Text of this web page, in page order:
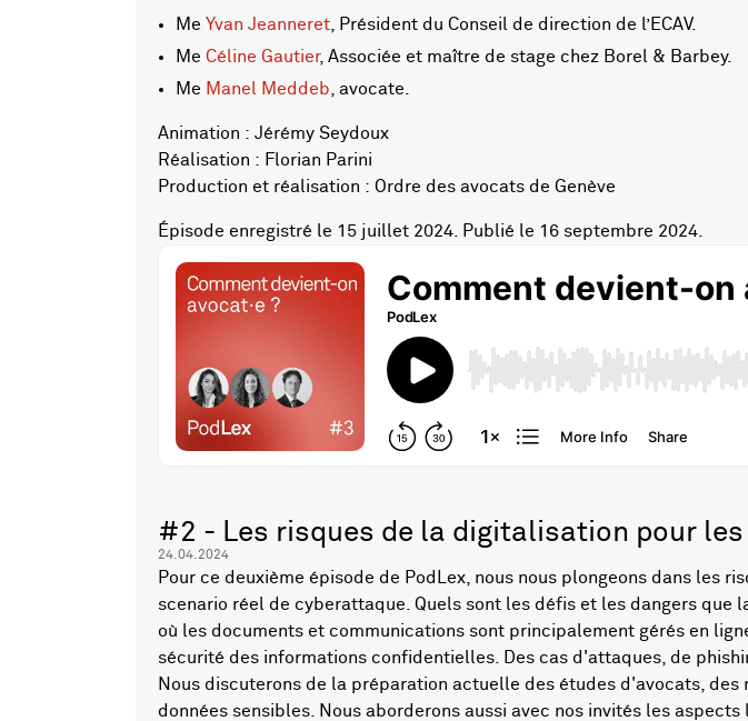
Me Yvan Jeanneret , Président du Conseil de direction de l’ECAV.
Me Céline Gautier, Associée et maître de stage chez Borel & Barbey.
Me Manel Meddeb , avocate.
Animation : Jérémy Seydoux
Réalisation : Florian Parini
Production et réalisation : Ordre des avocats de Genève
Épisode enregistré le 15 juillet 2024. Publié le 16 septembre 2024.
#2 - Les risques de la digitalisation pour
24.04.2024
Pour ce deuxième épisode de PodLex, nous nous plongeons dans les
scenario réel de cyberattaque. Quels sont les défis et les dangers que
où les documents et communications sont principalement gérés en
sécurité des informations confidentielles. Des cas d'attaques, de
Nous discuterons de la préparation actuelle des études d'avocats,
données sensibles. Nous aborderons aussi avec nos invités les